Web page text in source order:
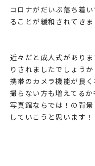
コロナがだいぶ落ち着
ることが緩和されてき
近々だと成人式があり
りされましたでしょうか
携帯のカメラ機能が良
撮らない方も増えてる
写真館ならでは！の背
していこうと思います！